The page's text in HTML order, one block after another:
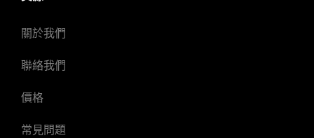
關於我們
聯絡我們
價格
常見問題